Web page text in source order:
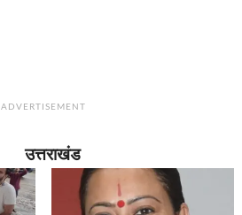
ADVERTISEMENT
उत्तराखंड